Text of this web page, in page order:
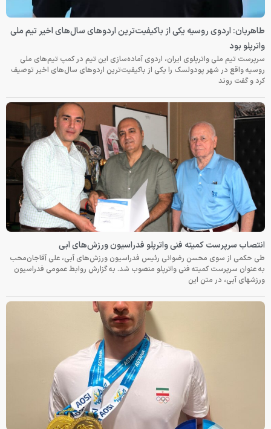
طاهریان: اردوی روسیه یکی از باکیفیت‌ترین اردوهای سال‌های اخیر تیم ملی
واترپلو بود
سرپرست تیم ملی واترپلوی ایران، اردوی آماده‌سازی این تیم در کمپ تیم‌های ملی
روسیه واقع در شهر پودولسک را یکی از باکیفیت‌ترین اردوهای سال‌های اخیر توصیف
کرد و گفت روند
انتصاب سرپرست کمیته فنی واترپلو فدراسیون ورزش‌های آبی
طی حکمی از سوی محسن رضوانی رئیس فدراسیون ورزش‌های آبی، علی آقاجان‌محب
به عنوان سرپرست کمیته فنی واترپلو منصوب شد. به گزارش روابط عمومی فدراسیون
ورزشهای آبی، در متن این